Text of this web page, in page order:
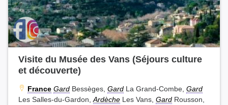
Visite du Musée des Vans (Séjours culture
et découverte)
France Gard Bessèges, Gard La Grand-Combe, Gard
Les Salles-du-Gardon, Ardèche Les Vans, Gard Rousson,